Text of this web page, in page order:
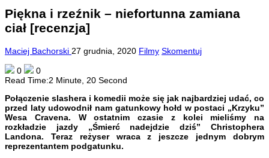
Piękna i rzeźnik – niefortunna zamiana
ciał [recenzja]
Maciej Bachorski 27 grudnia, 2020 Filmy Skomentuj
0
0
Read Time:2 Minute, 20 Second
Połączenie slashera i komedii może się jak najbardziej udać, co
przed laty udowodnił nam gatunkowy hołd w postaci „Krzyku”
Wesa Cravena. W ostatnim czasie z kolei mieliśmy na
rozkładzie jazdy „Śmierć nadejdzie dziś” Christophera
Landona. Teraz reżyser wraca z jeszcze jednym dobrym
reprezentantem podgatunku.